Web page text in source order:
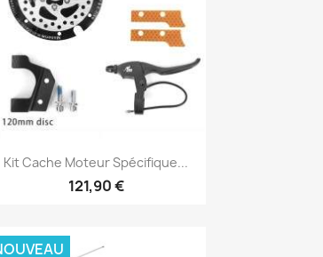
Aperçu rapide
Kit Cache Moteur Spécifique...
121,90 €